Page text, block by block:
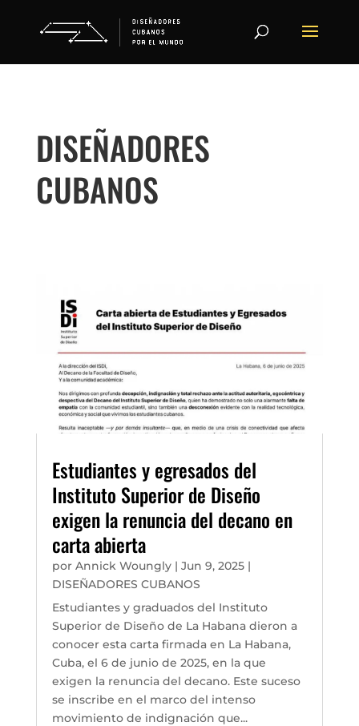
DISEÑADORES
CUBANOS
Estudiantes y egresados del
Instituto Superior de Diseño
exigen la renuncia del decano en
carta abierta
por Annick Woungly| Jun 9, 2025|
DISEÑADORES CUBANOS
Estudiantes y graduados del Instituto
Superior de Diseño de La Habana dieron a
conocer esta carta firmada en La Habana,
Cuba, el 6 de junio de 2025, en la que
exigen la renuncia del decano. Este suceso
se inscribe en el marco del intenso
movimiento de indignación que...